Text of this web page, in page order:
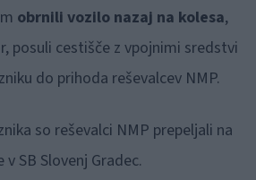
obrnili vozilo nazaj na kolesa,
posuli cestišče z vpojnimi sredstvi
do prihoda reševalcev NMP.
so reševalci NMP prepeljali na
SB Slovenj Gradec.